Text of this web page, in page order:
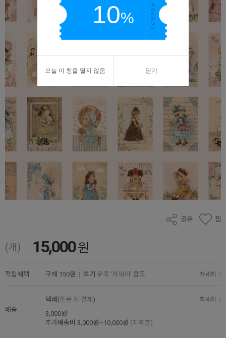
공유 찜
(개) 15,000원
적립혜택 구매 150원 | 후기 우측 '자세히' 참조 자세히
배송
택배(주문 시 결제 ) 자세히
3,000원
추가배송비 3,000원~10,000원 (지역별)
10%
오늘 이 창을 열지 않음 닫기